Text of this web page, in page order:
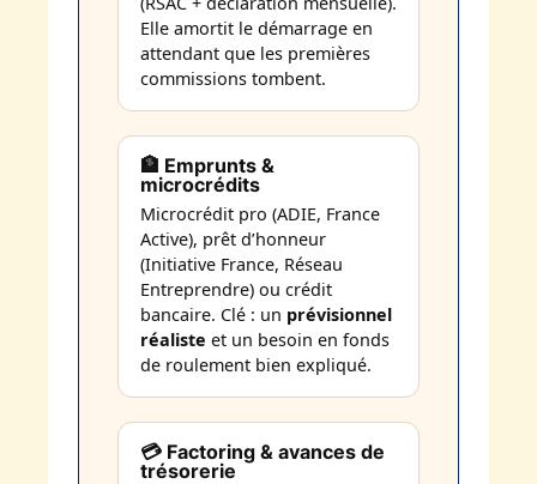
Elle amortit le démarrage en
attendant que les premières
commissions tombent.
🏦 Emprunts &
microcrédits
Microcrédit pro (ADIE, France
Active), prêt d’honneur
(Initiative France, Réseau
Entreprendre) ou crédit
bancaire. Clé : un prévisionnel
réaliste et un besoin en fonds
de roulement bien expliqué.
💳 Factoring & avances de
trésorerie